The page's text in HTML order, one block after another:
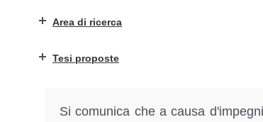
Area di ricerca
Tesi proposte
Si comunica che a causa